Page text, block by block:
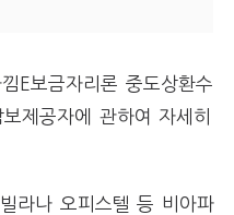
E보금자리론 중도상환수
제공자에 관하여 자세히
라나 오피스텔 등 비아파